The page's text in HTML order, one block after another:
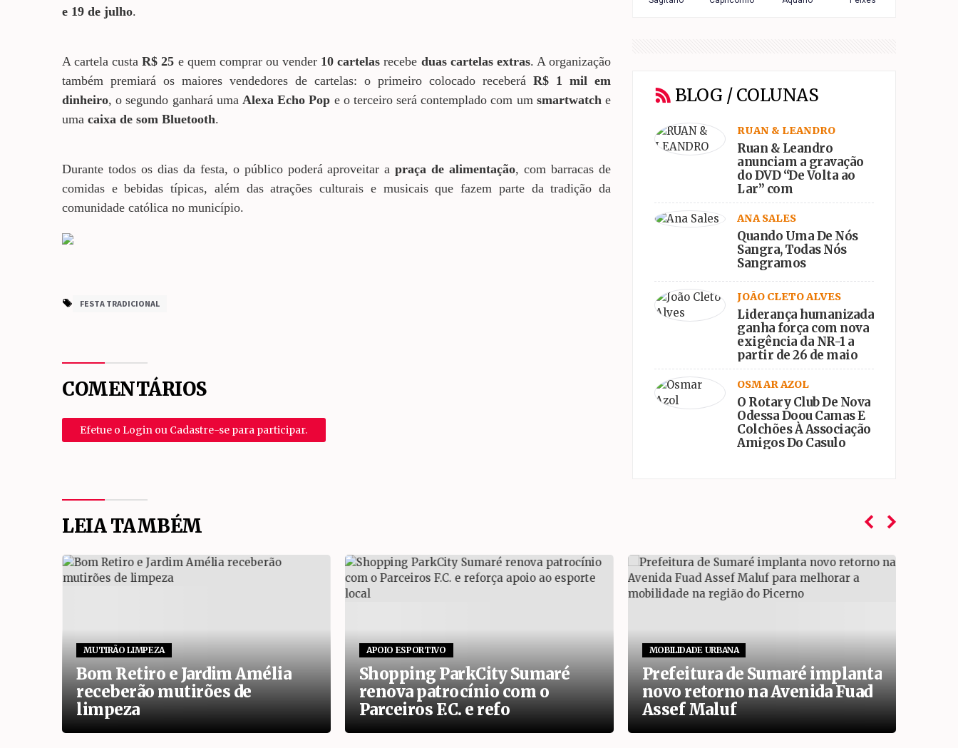
e 19 de julho.
A cartela custaR$ 25 e quem comprar ou vender 10 cartelas recebe duas cartelas extras. A organização
também premiará os maiores vendedores de cartelas: o primeiro colocado receberá R$ 1 mil em
dinheiro, o segundo ganhará uma Alexa Echo Pop e o terceiro será contemplado com um smartwatche
uma caixa de som Bluetooth.
Durante todos os dias da festa, o público poderá aproveitar apraça de alimentação, com barracas de
comidas e bebidas típicas, além das atrações culturais e musicais que fazem parte da tradição da
comunidade católica no município.
FESTA TRADICIONAL
COMENTÁRIOS
Efetue o Login ou Cadastre-se para participar.
BLOG / COLUNAS
RUAN & LEANDRO
Ruan & Leandro
anunciam a gravação
do DVD “De Volta ao
Lar” com
participações
especiais
ANA SALES
Quando Uma De Nós
Sangra, Todas Nós
Sangramos
JOÃO CLETO ALVES
Liderança humanizada
ganha força com nova
exigência da NR-1 a
partir de 26 de maio
OSMAR AZOL
O Rotary Club De Nova
Odessa Doou Camas E
Colchões À Associação
Amigos Do Casulo
LEIA TAMBÉM
MUTIRÃO LIMPEZA
Bom Retiro e Jardim Amélia
receberão mutirões de
limpeza
APOIO ESPORTIVO
Shopping ParkCity Sumaré
renova patrocínio com o
Parceiros F.C. e refo
MOBILIDADE URBANA
Prefeitura de Sumaré implanta
novo retorno na Avenida Fuad
Assef Maluf